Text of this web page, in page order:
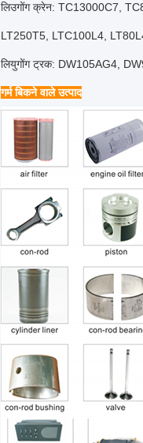
लिउगोंग क्रेन: TC13000C7,
LT250T5, LTC100L4,
लियुगोंग ट्रक: DW105AG4,
गर्म बिकने वाले उत्पाद